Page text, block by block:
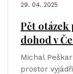
29. 04. 2025
Pět otázek
dohod v
Michal
prostor